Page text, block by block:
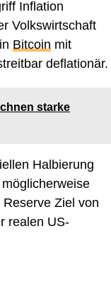
Inflation
Volkswirtschaft
Bitcoin mit
deflationär.
starke
Halbierung
Ziel von
realen US-